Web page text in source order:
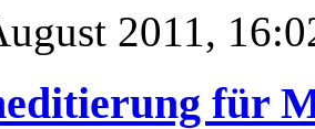
2011,
für